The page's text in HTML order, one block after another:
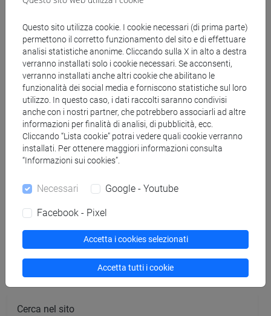
Aree geografiche in cui si applica
prevalentemente l'esperienza di ricerca
Internazionale: Europa
Lingue conosciute
Italiano(scritto: madrelingua parlato:
madrelingua)
Francese(scritto: avanzato parlato: avanzato)
Inglese(scritto: avanzato parlato: avanzato)
Spagnolo(scritto: base parlato: base)
riviste/collane scientifiche
Archivio Storico per le Province Napoletane
Competenze di ricerca
Cerca nel sito
Questo sito utilizza cookie. I cookie necessari (di prima parte)
permettono il corretto funzionamento del sito e di effettuare
analisi statistiche anonime. Cliccando sulla X in alto a destra
verranno installati solo i cookie necessari. Se acconsenti,
verranno installati anche altri cookie che abilitano le
funzionalità dei social media e forniscono statistiche sul loro
utilizzo. In questo caso, i dati raccolti saranno condivisi
anche con i nostri partner, che potrebbero associarli ad altre
informazioni per finalità di analisi, di pubblicità, ecc.
Cliccando “Lista cookie” potrai vedere quali cookie verranno
installati. Per ottenere maggiori informazioni consulta
“Informazioni sui cookies”.
Necessari Google - Youtube
Facebook - Pixel
Accetta i cookies selezionati
Accetta tutti i cookie